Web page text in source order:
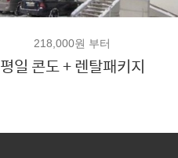
218,000원 부터
평일 콘도 + 렌탈패키지